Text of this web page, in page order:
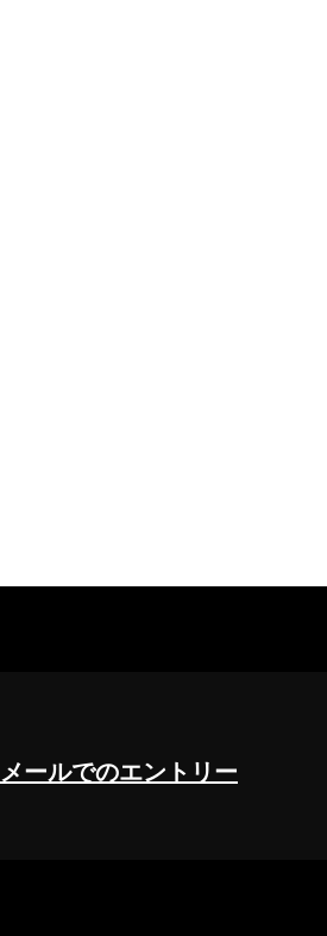
メールでのエントリー